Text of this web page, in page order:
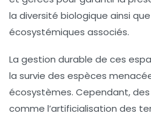
la diversité biologique ainsi
écosystémiques associés.
La gestion durable de ces
la survie des espèces
écosystèmes. Cependant,
comme l’artificialisation des